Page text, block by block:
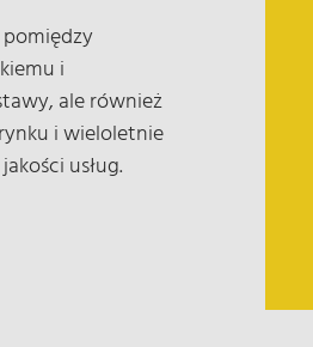
i
ale również
i wieloletnie
usług.